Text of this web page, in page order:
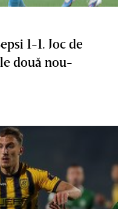
1-1. Joc de
două nou-